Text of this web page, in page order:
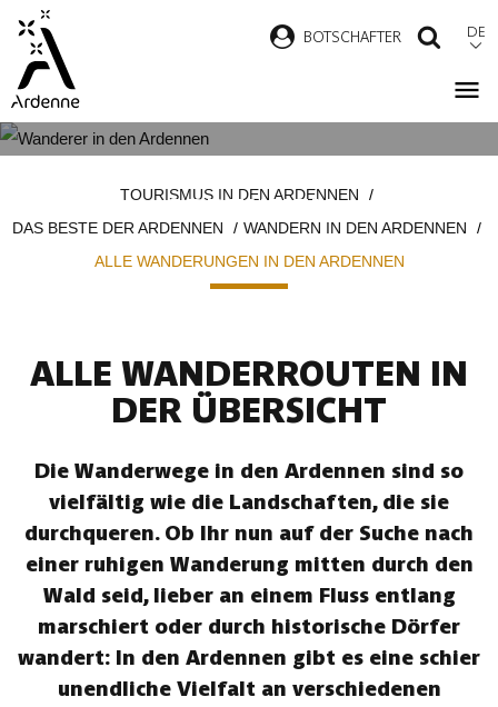
Direkt
zum
Inhalt
BOTSCHAFTER DE
ARDENNEN
TOURISMUS IN DEN ARDENNEN
DAS BESTE DER ARDENNEN
WANDERN IN DEN ARDENNEN
ALLE WANDERUNGEN IN DEN ARDENNEN
ALLE WANDERROUTEN IN
DER ÜBERSICHT
Die Wanderwege in den Ardennen sind so
vielfältig wie die Landschaften, die sie
durchqueren. Ob Ihr nun auf der Suche nach
einer ruhigen Wanderung mitten durch den
Wald seid, lieber an einem Fluss entlang
marschiert oder durch historische Dörfer
wandert: In den Ardennen gibt es eine schier
unendliche Vielfalt an verschiedenen